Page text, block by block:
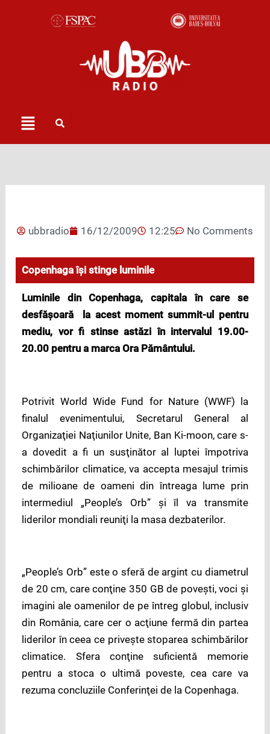
Menu
ubbradio 16/12/2009 12:25 No Comments
Copenhaga îşi stinge luminile
Luminile din Copenhaga, capitala în care se
desfăşoară la acest moment summit-ul pentru
mediu, vor fi stinse astăzi în intervalul 19.00-
20.00 pentru a marca Ora Pământului.
Potrivit World Wide Fund for Nature (WWF) la
finalul evenimentului, Secretarul General al
Organizaţiei Naţiunilor Unite, Ban Ki-moon, care s-
a dovedit a fi un susţinător al luptei împotriva
schimbărilor climatice, va accepta mesajul trimis
de milioane de oameni din întreaga lume prin
intermediul „People’s Orb” şi îl va transmite
liderilor mondiali reuniţi la masa dezbaterilor.
„People’s Orb” este o sferă de argint cu diametrul
de 20 cm, care conţine 350 GB de poveşti, voci şi
imagini ale oamenilor de pe întreg globul, inclusiv
din România, care cer o acţiune fermă din partea
liderilor în ceea ce priveşte stoparea schimbărilor
climatice. Sfera conţine suficientă memorie
pentru a stoca o ultimă poveste, cea care va
rezuma concluziile Conferinţei de la Copenhaga.